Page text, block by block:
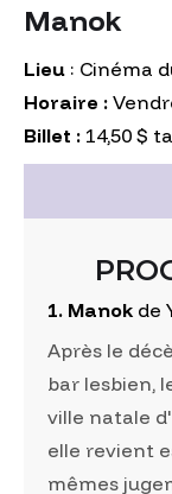
Manok
Lieu : Cinéma
Horaire :
Billet : 14,50 $
1. Manok de
Après le
bar lesbien,
ville natale
elle revient
mêmes